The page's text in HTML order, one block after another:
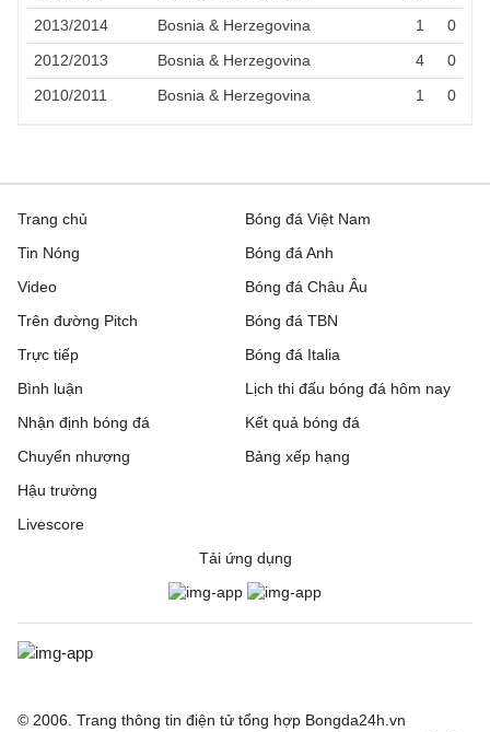
2013/2014
Bosnia & Herzegovina 1
0
2012/2013
Bosnia & Herzegovina 4
0
2010/2011
Bosnia & Herzegovina 1 0
Trang chủ
Tin Nóng
Video
Trên đường Pitch
Trực tiếp
Bóng đá Việt Nam
Bóng đá Anh
Bóng đá Châu Âu
Bóng đá TBN
Bóng đá Italia
Bình luận
Nhận định bóng đá
Chuyển nhượng
Hậu trường
Livescore
Lịch thi đấu bóng đá hôm nay
Kết quả bóng đá
Bảng xếp hạng
Tải ứng dụng
© 2006. Trang thông tin điện tử tổng hợp Bongda24h.vn